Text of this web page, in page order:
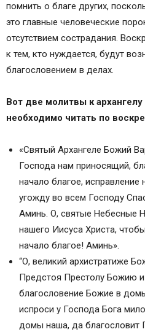
помнить о благе других,
это главные человеческие
отсутствием сострадания.
к тем, кто нуждается, будут
благословением в делах.
Вот две молитвы к
необходимо читать по
«Святый Архангеле Божий
Господа нам приносящий,
начало благое,
угожду во всем Господу
Аминь. О, святые Небесные
нашего Иисуса Христа,
начало благое! Аминь».
“О, великий архистратиже
Предстоя Престолу Божию и
благословение Божие в
испроси у Господа Бога
домы наша, да благословит